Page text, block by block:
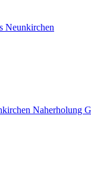
Neunkirchen
Naherholung